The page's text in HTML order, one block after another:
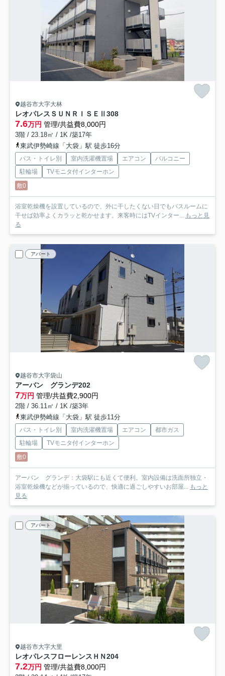
越谷市大字大林
レオパレスＳＵＮＲＩＳＥⅡ 308
7.6万円 管理/共益費8,000円
3階 / 23.18㎡ / 1K /築17年
東武伊勢崎線「大袋」駅 徒歩16分
バス・トイレ別 室内洗濯機置場 エアコン
バルコニー
駐輪場
TVモニタ付インターホン
敷0
浴室乾燥機を設置しているので、外に干したくない日でもバスルームに
干せば効率よくカラッと乾かせます。来客時にはTVインター... もっと見
る
アパート
越谷市大字袋山
アーバン グランデ202
7万円 管理/共益費2,900円
2階 / 36.11㎡ / 1K /築3年
東武伊勢崎線「大袋」駅 徒歩11分
バス・トイレ別 室内洗濯機置場 エアコン
都市ガス
駐輪場
TVモニタ付インターホン
敷0
アーバン グランデ：大袋駅にも近くて便利。室内設備は洗面所独立・
浴室乾燥機などが揃っているので、快適に過ごしやすいお部屋... もっと
見る
アパート
越谷市大字大里
レオパレスフローレンスＨＮ204
7.2万円 管理/共益費8,000円